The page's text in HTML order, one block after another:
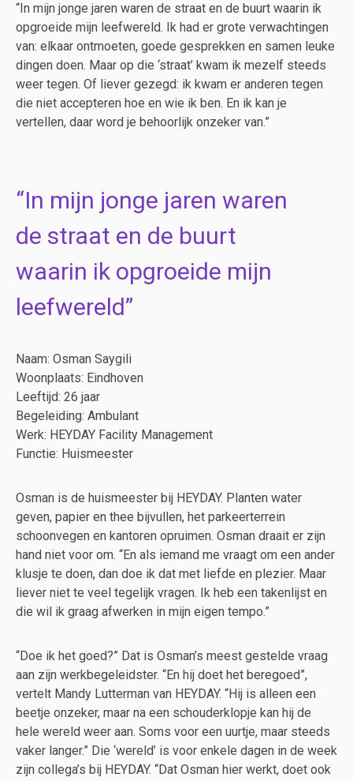
“In mijn jonge jaren waren de straat en de buurt waarin ik
opgroeide mijn leefwereld. Ik had er grote verwachtingen
van: elkaar ontmoeten, goede gesprekken en samen leuke
dingen doen. Maar op die ‘straat’ kwam ik mezelf steeds
weer tegen. Of liever gezegd: ik kwam er anderen tegen
die niet accepteren hoe en wie ik ben. En ik kan je
vertellen, daar word je behoorlijk onzeker van.”
In mijn jonge jaren waren
de straat en de buurt
waarin ik opgroeide mijn
leefwereld
Naam: Osman Saygili
Woonplaats: Eindhoven
Leeftijd: 26 jaar
Begeleiding: Ambulant
Werk: HEYDAY Facility Management
Functie: Huismeester
Osman is de huismeester bij HEYDAY. Planten water
geven, papier en thee bijvullen, het parkeerterrein
schoonvegen en kantoren opruimen. Osman draait er zijn
hand niet voor om. “En als iemand me vraagt om een ander
klusje te doen, dan doe ik dat met liefde en plezier. Maar
liever niet te veel tegelijk vragen. Ik heb een takenlijst en
die wil ik graag afwerken in mijn eigen tempo.”
“Doe ik het goed?” Dat is Osman’s meest gestelde vraag
aan zijn werkbegeleidster. “En hij doet het beregoed”,
vertelt Mandy Lutterman van HEYDAY. “Hij is alleen een
beetje onzeker, maar na een schouderklopje kan hij de
hele wereld weer aan. Soms voor een uurtje, maar steeds
vaker langer.” Die ‘wereld’ is voor enkele dagen in de week
zijn collega’s bij HEYDAY. “Dat Osman hier werkt, doet ook